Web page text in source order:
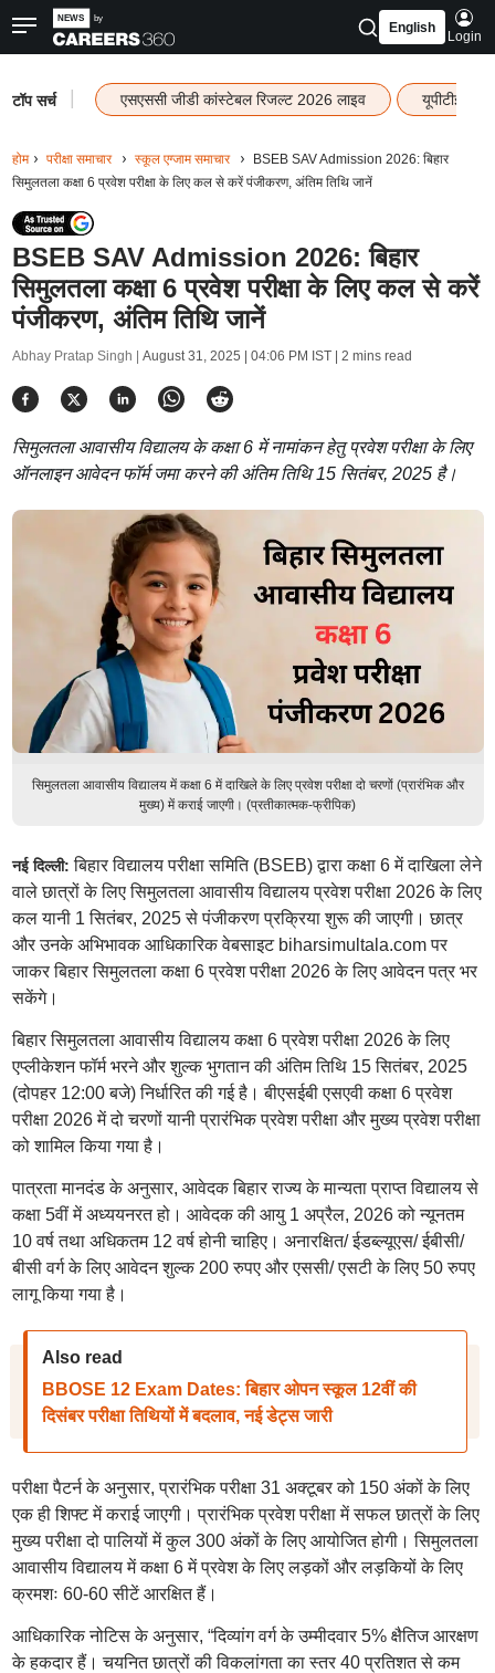
English
Login
टॉप सर्च एसएससी जीडी कांस्टेबल रिजल्ट 2026 लाइव यूपीटीईटी
होम परीक्षा समाचार स्कूल एग्जाम समाचार
BSEB SAV Admission 2026: बिहार
सिमुलतला कक्षा 6 प्रवेश परीक्षा के लिए कल से करें पंजीकरण, अंतिम तिथि जानें
BSEB SAV Admission 2026: बिहार
सिमुलतला कक्षा 6 प्रवेश परीक्षा के लिए कल से करें
पंजीकरण, अंतिम तिथि जानें
Abhay Pratap Singh | August 31, 2025 | 04:06 PM IST| 2 mins read
सिमुलतला आवासीय विद्यालय के कक्षा 6 में नामांकन हेतु प्रवेश परीक्षा के लिए
ऑनलाइन आवेदन फॉर्म जमा करने की अंतिम तिथि 15 सितंबर, 2025 है।
सिमुलतला आवासीय विद्यालय में कक्षा 6 में दाखिले के लिए प्रवेश परीक्षा दो चरणों (प्रारंभिक और
मुख्य) में कराई जाएगी। (प्रतीकात्मक-फ्रीपिक)
नई दिल्ली:बिहार विद्यालय परीक्षा समिति (BSEB) द्वारा कक्षा 6 में दाखिला लेने
वाले छात्रों के लिए सिमुलतला आवासीय विद्यालय प्रवेश परीक्षा 2026 के लिए
कल यानी 1 सितंबर, 2025 से पंजीकरण प्रक्रिया शुरू की जाएगी। छात्र
और उनके अभिभावक आधिकारिक वेबसाइट biharsimultala.com पर
जाकर बिहार सिमुलतला कक्षा 6 प्रवेश परीक्षा 2026 के लिए आवेदन पत्र भर
सकेंगे।
बिहार सिमुलतला आवासीय विद्यालय कक्षा 6 प्रवेश परीक्षा 2026 के लिए
एप्लीकेशन फॉर्म भरने और शुल्क भुगतान की अंतिम तिथि 15 सितंबर, 2025
(दोपहर 12:00 बजे) निर्धारित की गई है। बीएसईबी एसएवी कक्षा 6 प्रवेश
परीक्षा 2026 में दो चरणों यानी प्रारंभिक प्रवेश परीक्षा और मुख्य प्रवेश परीक्षा
को शामिल किया गया है।
पात्रता मानदंड के अनुसार, आवेदक बिहार राज्य के मान्यता प्राप्त विद्यालय से
कक्षा 5वीं में अध्ययनरत हो। आवेदक की आयु 1 अप्रैल, 2026 को न्यूनतम
10 वर्ष तथा अधिकतम 12 वर्ष होनी चाहिए। अनारक्षित/ ईडब्ल्यूएस/ ईबीसी/
बीसी वर्ग के लिए आवेदन शुल्क 200 रुपए और एससी/ एसटी के लिए 50 रुपए
लागू किया गया है।
Also read
BBOSE 12 Exam Dates: बिहार ओपन स्कूल 12वीं की
दिसंबर परीक्षा तिथियों में बदलाव, नई डेट्स जारी
परीक्षा पैटर्न के अनुसार, प्रारंभिक परीक्षा 31 अक्टूबर को 150 अंकों के लिए
एक ही शिफ्ट में कराई जाएगी। प्रारंभिक प्रवेश परीक्षा में सफल छात्रों के लिए
मुख्य परीक्षा दो पालियों में कुल 300 अंकों के लिए आयोजित होगी। सिमुलतला
आवासीय विद्यालय में कक्षा 6 में प्रवेश के लिए लड़कों और लड़कियों के लिए
क्रमशः 60-60 सीटें आरक्षित हैं।
आधिकारिक नोटिस के अनुसार, “दिव्यांग वर्ग के उम्मीदवार 5% क्षैतिज आरक्षण
के हकदार हैं। चयनित छात्रों की विकलांगता का स्तर 40 प्रतिशत से कम